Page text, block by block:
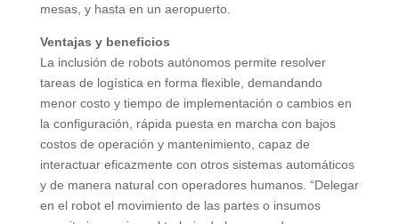
mesas, y hasta en un aeropuerto.
Ventajas y beneficios
La inclusión de robots autónomos permite resolver
tareas de logística en forma flexible, demandando
menor costo y tiempo de implementación o cambios en
la configuración, rápida puesta en marcha con bajos
costos de operación y mantenimiento, capaz de
interactuar eficazmente con otros sistemas automáticos
y de manera natural con operadores humanos. “Delegar
en el robot el movimiento de las partes o insumos